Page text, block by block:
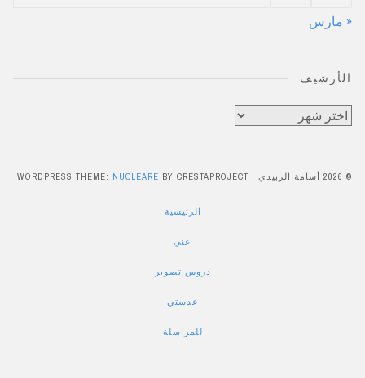
« مارس
الأرشيف
الأرشيف
© 2026 أسامة الزبيدي |
WORDPRESS THEME: NUCLEARE BY CRESTAPROJECT.
الرئيسية
عني
دروس تصوير
عدستي
للمراسلة